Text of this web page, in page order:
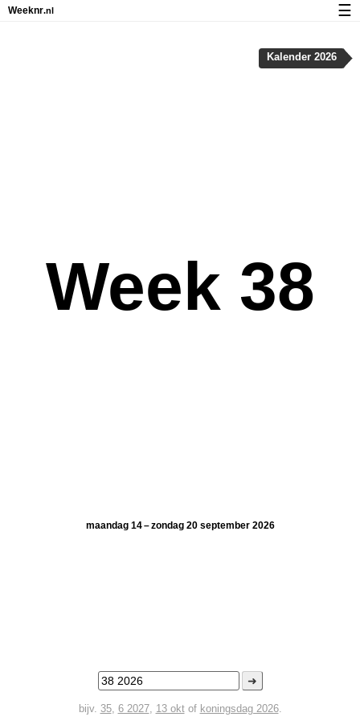
Week 38
maandag 14 – zondag 20 september 2026
➜
bijv. 35, 6 2027, 13 oktof koningsdag 2026.
Kalender 2026
Weeknr.nl ☰